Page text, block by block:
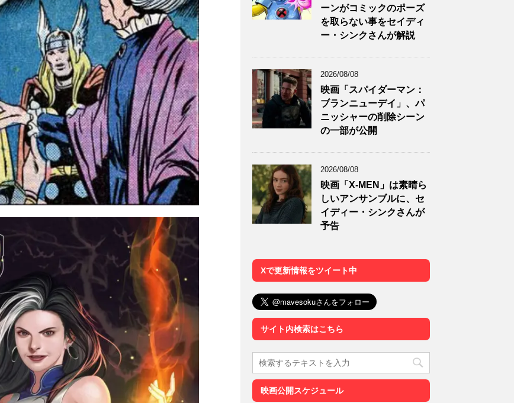
ーンがコミックのポーズ
を取らない事をセイディ
ー・シンクさんが解説
2026/08/08
映画「スパイダーマン：
ブランニューデイ」、パ
ニッシャーの削除シーン
の一部が公開
2026/08/08
映画「X-MEN」は素晴ら
しいアンサンブルに、セ
イディー・シンクさんが
予告
Xで更新情報をツイート中
サイト内検索はこちら
映画公開スケジュール